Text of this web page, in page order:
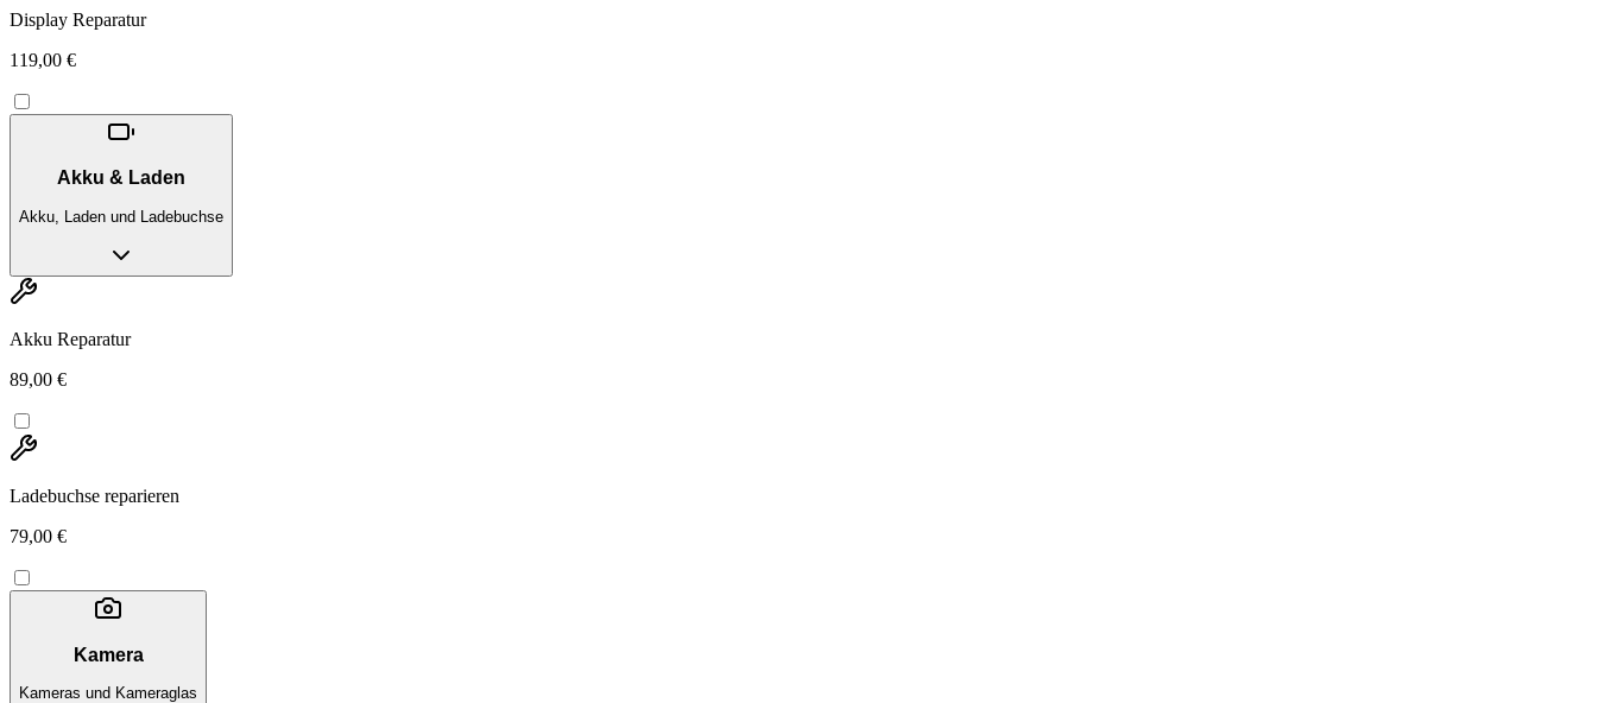
Display Reparatur
119,00 €
Akku & Laden
Akku, Laden und Ladebuchse
Akku Reparatur
89,00 €
Ladebuchse reparieren
79,00 €
Kamera
Kameras und Kameraglas